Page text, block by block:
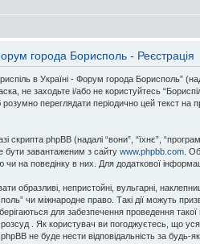
города Борисполь - Реєстрація
в Україні - Форум города Борисполь”
не заходьте і/або не користуйтесь
переглядати періодично цей текст
скрипта phpBB (надалі “вони”, “їхнє”,
бути завантаженим з сайтуwww.phpbb.com .
чи на поведінку в них. Для додаткової
образливі, непристойні, вульгарні,
чи міжнародне право. Такі дії можуть
для забезпечення проведення
. Як користувач ви погоджуєтесь, що уся
не буде нести відповідальність за будь-